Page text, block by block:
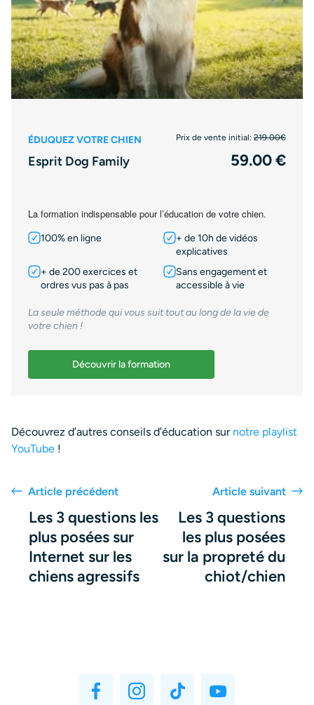
ÉDUQUEZ VOTRE CHIEN Prix de vente initial: 219.00€
Esprit Dog Family 59.00 €
La formation indispensable pour l’éducation de votre chien.
100% en ligne
+ de 10h de vidéos
explicatives
+ de 200 exercices et
ordres vus pas à pas
Sans engagement et
accessible à vie
La seule méthode qui vous suit tout au long de la vie de
votre chien !
Découvrir la formation
Découvrez d’autres conseils d’éducation sur notre playlist
YouTube !
Article précédent
Les 3 questions les
plus posées sur
Internet sur les
chiens agressifs
Article suivant
Les 3 questions
les plus posées
sur la propreté du
chiot/chien